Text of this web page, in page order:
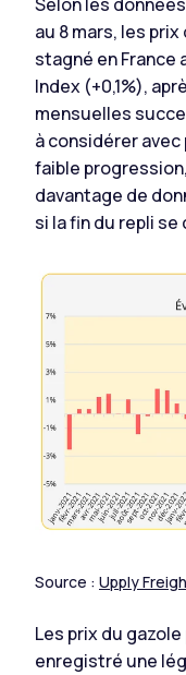
au 8 mars, les
stagné en France
Index (+0,1%),
mensuelles
à considérer avec
faible
davantage de
si la fin du repli se
Source : Upply
Les prix du
enregistré une